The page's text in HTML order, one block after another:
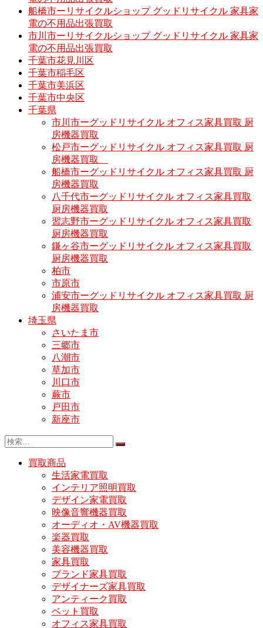
船橋市ーリサイクルショップ グッドリサイクル 家具家
電の不用品出張買取
市川市ーリサイクルショップ グッドリサイクル 家具家
電の不用品出張買取
千葉市花見川区
千葉市稲毛区
千葉市美浜区
千葉市中央区
千葉県
市川市ーグッドリサイクル オフィス家具買取 厨
房機器買取
松戸市ーグッドリサイクル オフィス家具買取 厨
房機器買取
船橋市ーグッドリサイクル オフィス家具買取 厨
房機器買取
八千代市ーグッドリサイクル オフィス家具買取
厨房機器買取
習志野市ーグッドリサイクル オフィス家具買取
厨房機器買取
鎌ヶ谷市ーグッドリサイクル オフィス家具買取
厨房機器買取
柏市
市原市
浦安市ーグッドリサイクル オフィス家具買取 厨
房機器買取
埼玉県
さいたま市
三郷市
八潮市
草加市
川口市
蕨市
戸田市
新座市
買取商品
生活家電買取
インテリア照明買取
デザイン家電買取
映像音響機器買取
オーディオ・AV機器買取
楽器買取
美容機器買取
家具買取
ブランド家具買取
デザイナーズ家具買取
アンティーク買取
ベット買取
オフィス家具買取